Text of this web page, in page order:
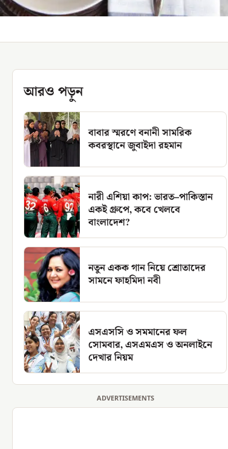
আরও পড়ুন
বাবার স্মরণে বনানী সামরিক
কবরস্থানে জুবাইদা রহমান
নারী এশিয়া কাপ: ভারত–পাকিস্তান
একই গ্রুপে, কবে খেলবে
বাংলাদেশ?
নতুন একক গান নিয়ে শ্রোতাদের
সামনে ফাহমিদা নবী
এসএসসি ও সমমানের ফল
সোমবার, এসএমএস ও অনলাইনে
দেখার নিয়ম
ADVERTISEMENTS